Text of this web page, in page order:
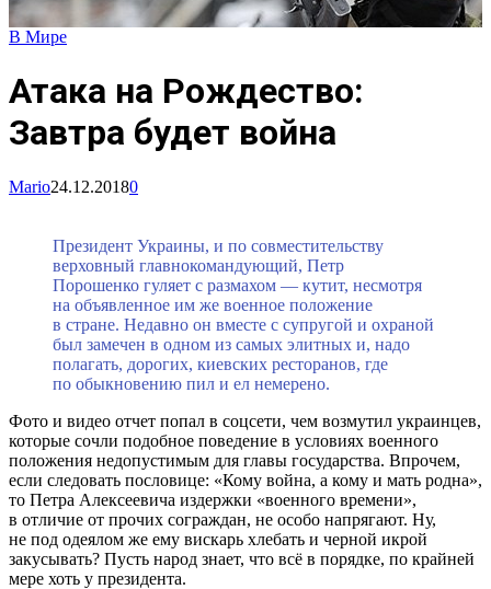
В Мире
Атака на Рождество:
Завтра будет война
Mario24.12.20180
Президент Украины, и по совместительству
верховный главнокомандующий, Петр
Порошенко гуляет с размахом — кутит, несмотря
на объявленное им же военное положение
в стране. Недавно он вместе с супругой и охраной
был замечен в одном из самых элитных и, надо
полагать, дорогих, киевских ресторанов, где
по обыкновению пил и ел немерено.
Фото и видео отчет попал в соцсети, чем возмутил украинцев,
которые сочли подобное поведение в условиях военного
положения недопустимым для главы государства. Впрочем,
если следовать пословице: «Кому война, а кому и мать родна»,
то Петра Алексеевича издержки «военного времени»,
в отличие от прочих сограждан, не особо напрягают. Ну,
не под одеялом же ему вискарь хлебать и черной икрой
закусывать? Пусть народ знает, что всё в порядке, по крайней
мере хоть у президента.